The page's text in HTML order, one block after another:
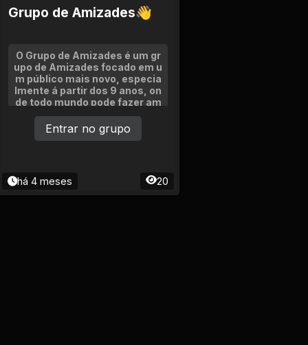
Grupo de Amizades👋
O Grupo de Amizades é um gr
upo de Amizades focado em u
m público mais novo, especia
lmente á partir dos 9 anos, on
de todo mundo pode fazer am
izades, e até talvez um namor
o! Entrem no grupo! Para mais
informações, acesse o própri
há 4 meses 20
Entrar no grupo